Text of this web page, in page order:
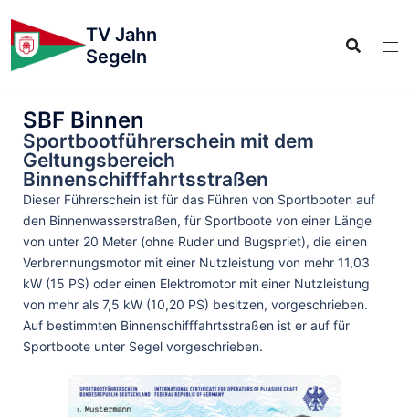
TV Jahn
Segeln
SBF Binnen
Sportbootführerschein mit dem
Geltungsbereich
Binnenschifffahrtsstraßen
Dieser Führerschein ist für das Führen von Sportbooten auf
den Binnenwasserstraßen, für Sportboote von einer Länge
von unter 20 Meter (ohne Ruder und Bugspriet), die einen
Verbrennungsmotor mit einer Nutzleistung von mehr 11,03
kW (15 PS) oder einen Elektromotor mit einer Nutzleistung
von mehr als 7,5 kW (10,20 PS) besitzen, vorgeschrieben.
Auf bestimmten Binnenschifffahrtsstraßen ist er auf für
Sportboote unter Segel vorgeschrieben.